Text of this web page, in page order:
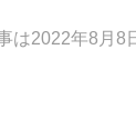
は2022年8月8